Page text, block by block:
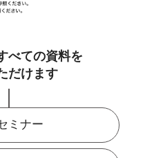
べての資料を
だけます
ミナー